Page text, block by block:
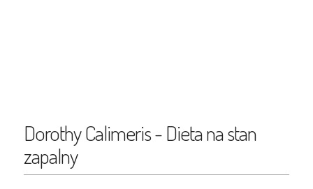
Dorothy Calimeris - Dieta na stan
zapalny